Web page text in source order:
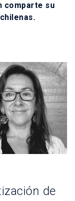
comparte su
de